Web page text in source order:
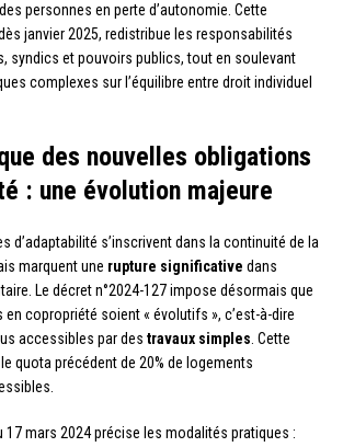
personnes en perte d’autonomie. Cette
janvier 2025, redistribue les responsabilités
syndics et pouvoirs publics, tout en soulevant
complexes sur l’équilibre entre droit individuel
des nouvelles obligations
: une évolution majeure
d’adaptabilité s’inscrivent dans la continuité de la
marquent une rupture significative dans
Le décret n°2024-127 impose désormais que
en copropriété soient « évolutifs », c’est-à-dire
accessibles par des travaux simples . Cette
quota précédent de 20% de logements
17 mars 2024 précise les modalités pratiques :